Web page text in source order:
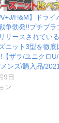
+J/H&M】ドライ
争勃発!!プチプラ
リースされてい
ニット3型を徹底
【ザラ/ユニクロ
ンズ/購入品/2021
9日
ン